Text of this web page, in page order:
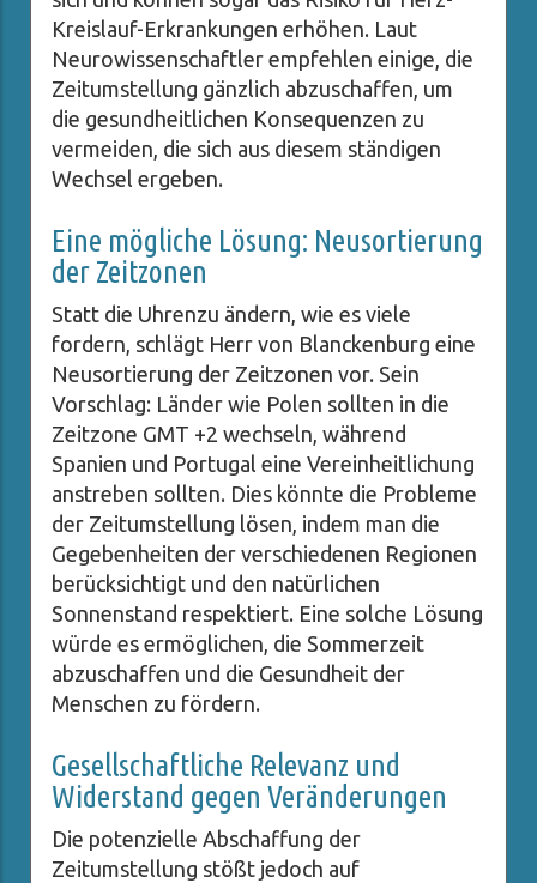
Kreislauf-Erkrankungen erhöhen. Laut
Neurowissenschaftler empfehlen einige, die
Zeitumstellung gänzlich abzuschaffen, um
die gesundheitlichen Konsequenzen zu
vermeiden, die sich aus diesem ständigen
Wechsel ergeben.
Eine mögliche Lösung: Neusortierung
der Zeitzonen
Statt die Uhrenzu ändern, wie es viele
fordern, schlägt Herr von Blanckenburg eine
Neusortierung der Zeitzonen vor. Sein
Vorschlag: Länder wie Polen sollten in die
Zeitzone GMT +2 wechseln, während
Spanien und Portugal eine Vereinheitlichung
anstreben sollten. Dies könnte die Probleme
der Zeitumstellung lösen, indem man die
Gegebenheiten der verschiedenen Regionen
berücksichtigt und den natürlichen
Sonnenstand respektiert. Eine solche Lösung
würde es ermöglichen, die Sommerzeit
abzuschaffen und die Gesundheit der
Menschen zu fördern.
Gesellschaftliche Relevanz und
Widerstand gegen Veränderungen
Die potenzielle Abschaffung der
Zeitumstellung stößt jedoch auf